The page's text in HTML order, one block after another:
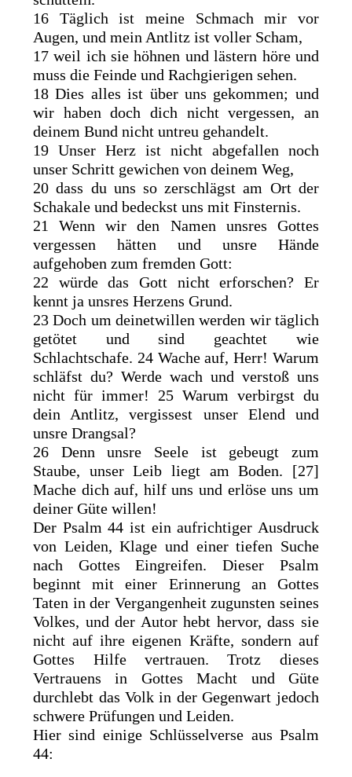
16 Täglich ist meine Schmach mir vor
Augen, und mein Antlitz ist voller Scham,
17 weil ich sie höhnen und lästern höre und
muss die Feinde und Rachgierigen sehen.
18 Dies alles ist über uns gekommen; und
wir haben doch dich nicht vergessen, an
deinem Bund nicht untreu gehandelt.
19 Unser Herz ist nicht abgefallen noch
unser Schritt gewichen von deinem Weg,
20 dass du uns so zerschlägst am Ort der
Schakale und bedeckst uns mit Finsternis.
21 Wenn wir den Namen unsres Gottes
vergessen hätten und unsre Hände
aufgehoben zum fremden Gott:
22 würde das Gott nicht erforschen? Er
kennt ja unsres Herzens Grund.
23 Doch um deinetwillen werden wir täglich
getötet und sind geachtet wie
Schlachtschafe. 24 Wache auf, Herr! Warum
schläfst du? Werde wach und verstoß uns
nicht für immer! 25 Warum verbirgst du
dein Antlitz, vergissest unser Elend und
unsre Drangsal?
26 Denn unsre Seele ist gebeugt zum
Staube, unser Leib liegt am Boden. [27]
Mache dich auf, hilf uns und erlöse uns um
deiner Güte willen!
Der Psalm 44 ist ein aufrichtiger Ausdruck
von Leiden, Klage und einer tiefen Suche
nach Gottes Eingreifen. Dieser Psalm
beginnt mit einer Erinnerung an Gottes
Taten in der Vergangenheit zugunsten seines
Volkes, und der Autor hebt hervor, dass sie
nicht auf ihre eigenen Kräfte, sondern auf
Gottes Hilfe vertrauen. Trotz dieses
Vertrauens in Gottes Macht und Güte
durchlebt das Volk in der Gegenwart jedoch
schwere Prüfungen und Leiden.
Hier sind einige Schlüsselverse aus Psalm
44: